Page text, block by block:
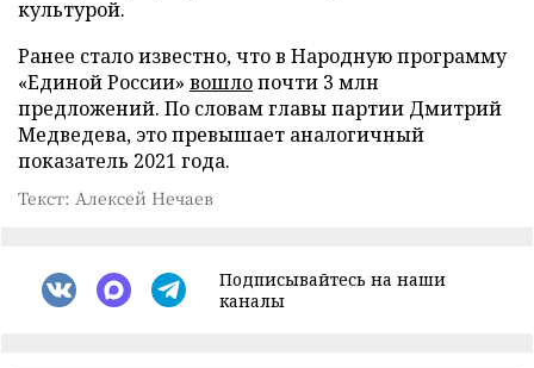
культурой.
Ранее стало известно, что в Народную программу
«Единой России» вошлопочти 3 млн
предложений. По словам главы партии Дмитрий
Медведева, это превышает аналогичный
показатель 2021 года.
Текст: Алексей Нечаев
Подписывайтесь на наши
каналы